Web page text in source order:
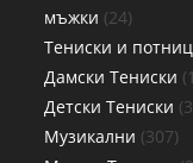
мъжки 24
Тениски и
Дамски Тениски
Детски Тениски 3
Музикални 307